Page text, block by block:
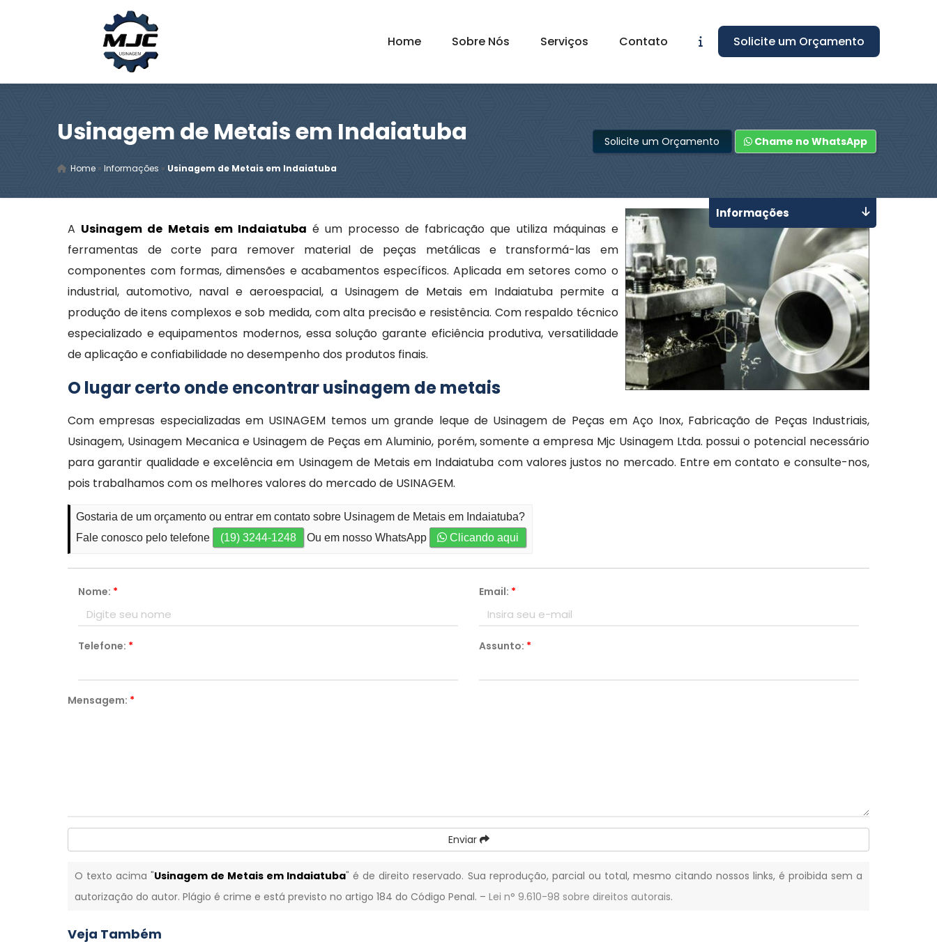
Home Sobre Nós Serviços Contato Solicite um Orçamento
Usinagem de Metais em Indaiatuba
Home »Informações » Usinagem de Metais em Indaiatuba
Solicite um Orçamento Chame no WhatsApp
A Usinagem de Metais em Indaiatuba é um processo de fabricação que utiliza máquinas e
ferramentas de corte para remover material de peças metálicas e transformá-las em
componentes com formas, dimensões e acabamentos específicos. Aplicada em setores como o
industrial, automotivo, naval e aeroespacial, a Usinagem de Metais em Indaiatuba permite a
produção de itens complexos e sob medida, com alta precisão e resistência. Com respaldo técnico
especializado e equipamentos modernos, essa solução garante eficiência produtiva, versatilidade
de aplicação e confiabilidade no desempenho dos produtos finais.
O lugar certo onde encontrar usinagem de metais
Com empresas especializadas em USINAGEM temos um grande leque de Usinagem de Peças em Aço Inox, Fabricação de Peças Industriais,
Usinagem, Usinagem Mecanica e Usinagem de Peças em Aluminio, porém, somente a empresa Mjc Usinagem Ltda. possui o potencial necessário
para garantir qualidade e excelência em Usinagem de Metais em Indaiatuba com valores justos no mercado. Entre em contato e consulte-nos,
pois trabalhamos com os melhores valores do mercado de USINAGEM.
Gostaria de um orçamento ou entrar em contato sobre Usinagem de Metais em Indaiatuba?
Fale conosco pelo telefone
(19) 3244-1248 Ou em nosso WhatsApp Clicando aqui
Nome: * Email: *
Telefone: * Assunto: *
Mensagem: *
Enviar
O texto acima "Usinagem de Metais em Indaiatuba" é de direito reservado. Sua reprodução, parcial ou total, mesmo citando nossos links, é proibida sem a
autorização do autor. Plágio é crime e está previsto no artigo 184 do Código Penal. –Lei n° 9.610-98 sobre direitos autorais.
Informações
Veja Também